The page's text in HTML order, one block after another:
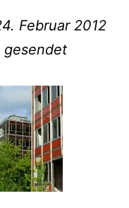
Februar 2012
gesendet